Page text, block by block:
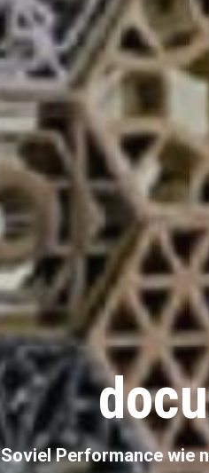
Soviel Performance wie